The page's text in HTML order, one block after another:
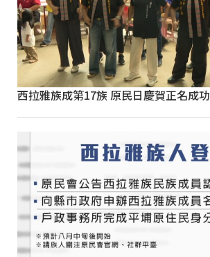
西拉雅族成第17族 原民日慶賀正名成功